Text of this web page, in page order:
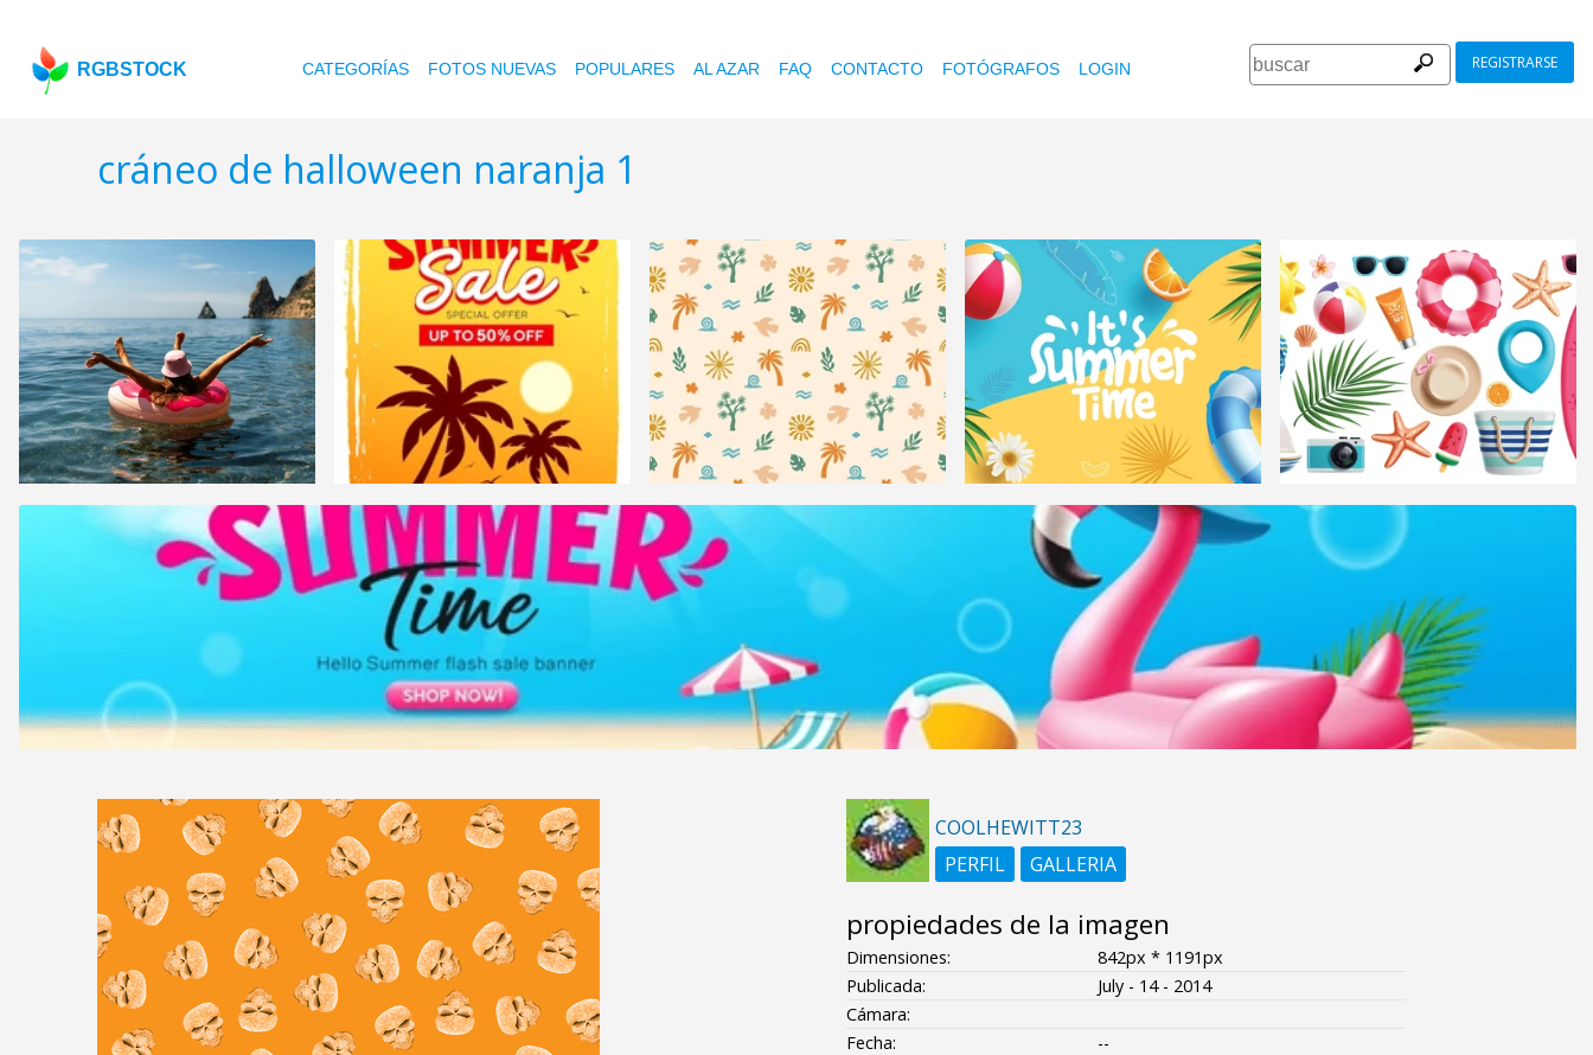
RGBSTOCK CATEGORÍAS FOTOS NUEVAS POPULARES AL AZAR FAQ CONTACTO FOTÓGRAFOS LOGIN REGISTRARSE
cráneo de halloween naranja 1
COOLHEWITT23
PERFIL
GALLERIA
propiedades de la imagen
Dimensiones:
842px * 1191px
Publicada:
July - 14 - 2014
Cámara:
Fecha:
--